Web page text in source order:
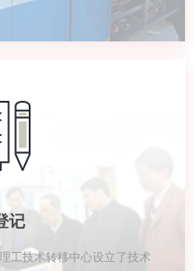
记
工技术转移中心设立了技术